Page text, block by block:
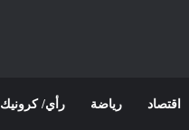
اقتصاد رياضة رأي/ كرونيك